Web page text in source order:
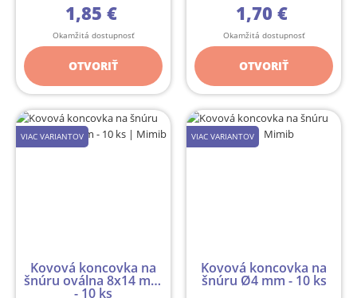
1,85 €
Okamžitá dostupnosť
OTVORIŤ
1,70 €
Okamžitá dostupnosť
OTVORIŤ
VIAC VARIANTOV
Kovová koncovka na
šnúru oválna 8x14 mm
- 10 ks
VIAC VARIANTOV
Kovová koncovka na
šnúru Ø4 mm - 10 ks